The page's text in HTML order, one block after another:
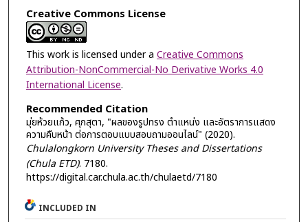
Creative Commons License
This work is licensed under a Creative Commons
Attribution-NonCommercial-No Derivative Works 4.0
International License.
Recommended Citation
มุ่ยห้วยแก้ว, ศุภสุตา, "ผลของรูปทรง ตำแหน่ง และอัตราการแสดง
ความคืบหน้า ต่อการตอบแบบสอบถามออนไลน์" (2020).
Chulalongkorn University Theses and Dissertations
(Chula ETD). 7180.
https://digital.car.chula.ac.th/chulaetd/7180
INCLUDED IN